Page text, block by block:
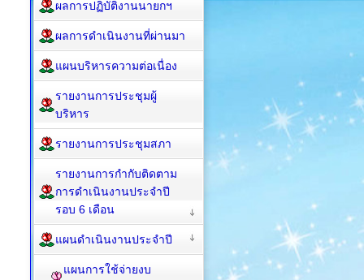
ผลการปฏิบัติงานนายกฯ
ผลการดำเนินงานที่ผ่านมา
แผนบริหารความต่อเนื่อง
รายงานการประชุมผู้
บริหาร
รายงานการประชุมสภา
รายงานการกำกับติดตาม
การดำเนินงานประจำปี
รอบ 6 เดือน
แผนดำเนินงานประจำปี
แผนการใช้จ่ายงบ